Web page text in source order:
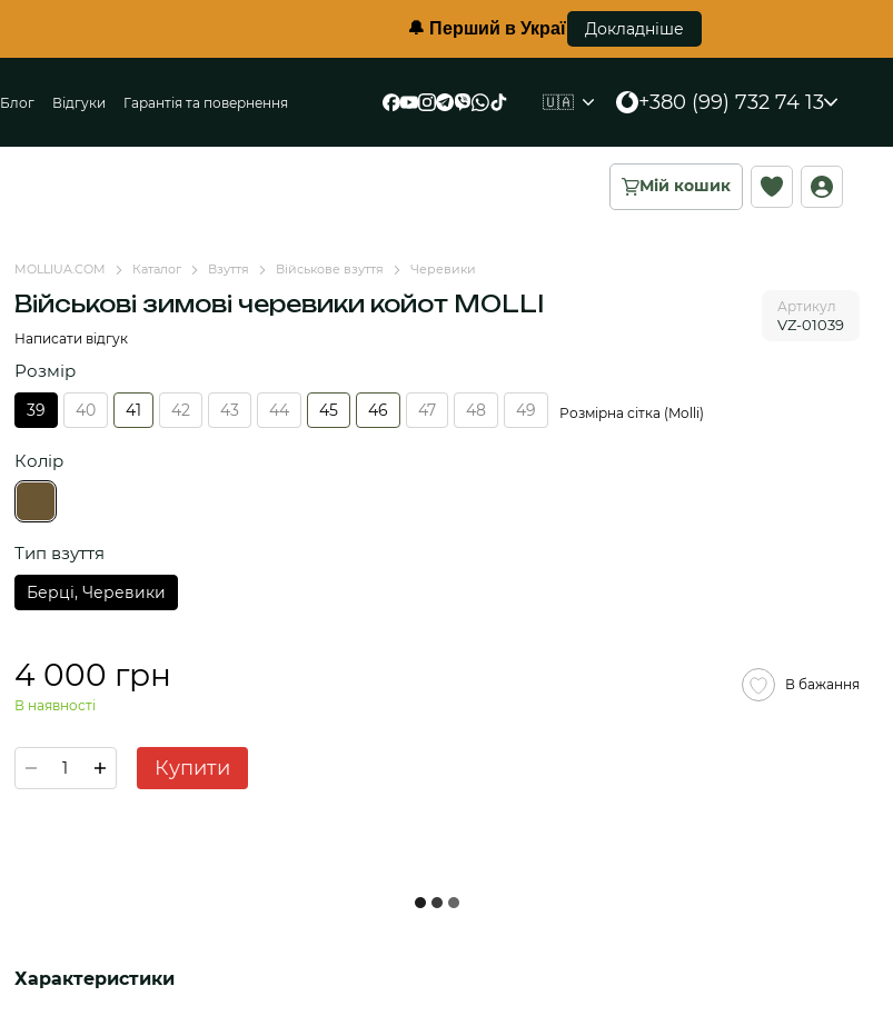
🔔 Перший в Україні протиуламковий жилет корсетного типу вже
Докладніше
Блог Відгуки
Гарантія та повернення
🇺🇦 +380 (99) 732 74 13
Мій кошик
MOLLIUA.COM Каталог Взуття Військове взуття Черевики
Військові зимові черевики койот MOLLI Артикул
VZ-01039
Написати відгук
Розмір
39 40 41 42 43 44 45 46 47 48 49 Розмірна сітка (Molli)
Колір
Тип взуття
Берці, Черевики
4 000 грн
В наявності
В бажання
Купити
Характеристики